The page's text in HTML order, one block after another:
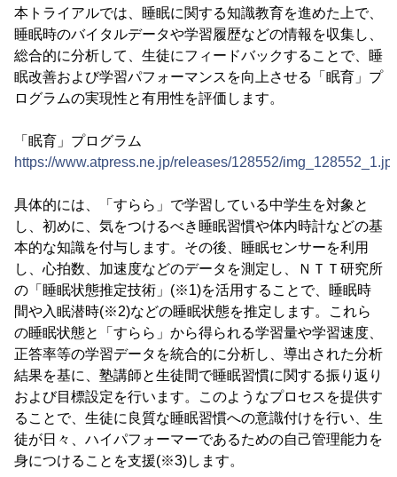
本トライアルでは、睡眠に関する知識教育を進めた上で、
睡眠時のバイタルデータや学習履歴などの情報を収集し、
総合的に分析して、生徒にフィードバックすることで、睡
眠改善および学習パフォーマンスを向上させる「眠育」プ
ログラムの実現性と有用性を評価します。
「眠育」プログラム
https://www.atpress.ne.jp/releases/128552/
具体的には、「すらら」で学習している中学生を対象と
し、初めに、気をつけるべき睡眠習慣や体内時計などの基
本的な知識を付与します。その後、睡眠センサーを利用
し、心拍数、加速度などのデータを測定し、ＮＴＴ研究所
の「睡眠状態推定技術」(※1)を活用することで、睡眠時
間や入眠潜時(※2)などの睡眠状態を推定します。これら
の睡眠状態と「すらら」から得られる学習量や学習速度、
正答率等の学習データを統合的に分析し、導出された分析
結果を基に、塾講師と生徒間で睡眠習慣に関する振り返り
および目標設定を行います。このようなプロセスを提供す
ることで、生徒に良質な睡眠習慣への意識付けを行い、生
徒が日々、ハイパフォーマーであるための自己管理能力を
身につけることを支援(※3)します。